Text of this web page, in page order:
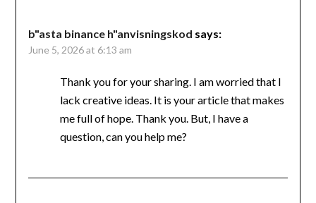
b"asta binance h"anvisningskod says:
June 5, 2026 at 6:13 am
Thank you for your sharing. I am worried that I
lack creative ideas. It is your article that makes
me full of hope. Thank you. But, I have a
question, can you help me?